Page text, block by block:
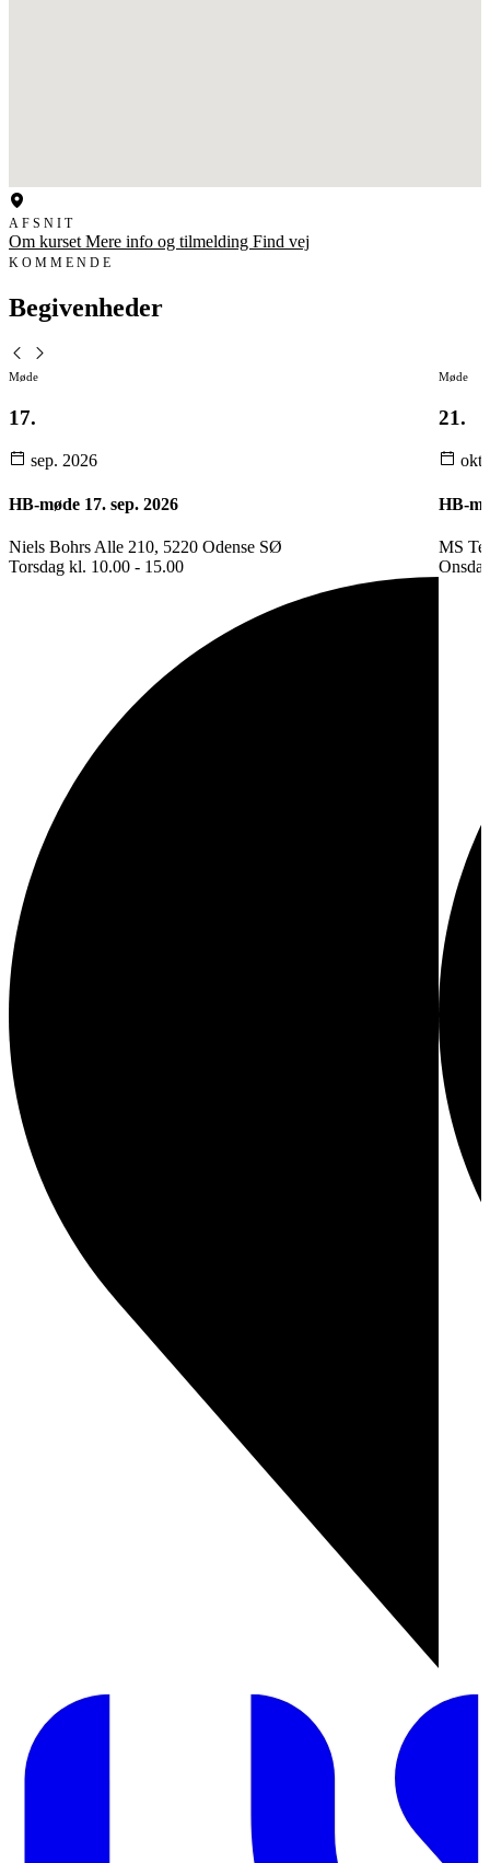
AFSNIT
Om kurset Mere info og tilmelding Find vej
KOMMENDE
Begivenheder
Møde
17.
sep. 2026
HB-møde 17. sep. 2026
Niels Bohrs Alle 210, 5220 Odense SØ
Torsdag kl. 10.00 - 15.00
Møde
21.
okt.
HB-
MS